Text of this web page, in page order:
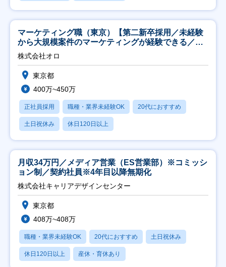
マーケティング職（東京）【第二新卒採用／未経験
から大規模案件のマーケティングが経験できる／研
修充実】
株式会社オロ
東京都
400万~450万
正社員採用 職種・業界未経験OK 20代におすすめ
土日祝休み 休日120日以上
月収34万円／メディア営業（ES営業部）※コミッシ
ョン制／契約社員※4年目以降無期化
株式会社キャリアデザインセンター
東京都
408万~408万
職種・業界未経験OK 20代におすすめ 土日祝休み
休日120日以上 産休・育休あり